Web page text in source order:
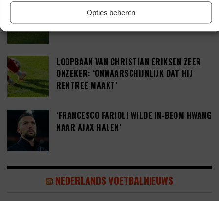
Opties beheren
TEGENSLAG VOOR SEAN STEUR: ‘DEAL VAN
41 MILJOEN EURO’
LOOPBAAN VAN CHRISTIAN ERIKSEN ZEER
ONZEKER: ‘ONWAARSCHIJNLIJK DAT HIJ
RENTREE MAAKT’
‘FRANCESCO FARIOLI WILDE IN-BEOM HWANG
NAAR AJAX HALEN’
NEDERLANDS VOETBALNIEUWS